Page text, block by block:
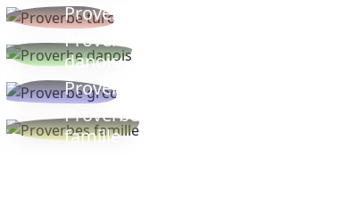
Proverbe turc
Proverbe
danois
Proverbe grec
Proverbes
famille